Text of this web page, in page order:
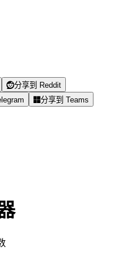
分享到 Reddit
分享到 Teams